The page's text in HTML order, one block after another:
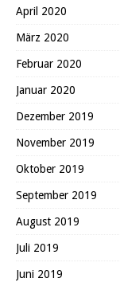
April 2020
März 2020
Februar 2020
Januar 2020
Dezember 2019
November 2019
Oktober 2019
September 2019
August 2019
Juli 2019
Juni 2019